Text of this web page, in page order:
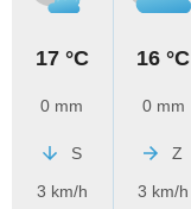
17 °C
0 mm
S
3 km/h
16 °C
0 mm
Z
3 km/h